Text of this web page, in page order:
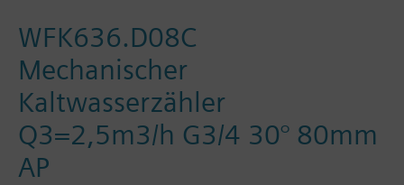
WFK636.D08C
Mechanischer
Kaltwasserzähler
Q3=2,5m3/h G3/4 30° 80mm
AP